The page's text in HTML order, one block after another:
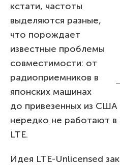
кстати, частоты
выделяются разные,
что порождает
известные проблемы
совместимости: от
радиоприемников в
японских машинах
до привезенных из
нередко не работают в
LTE.
Идея LTE-Unlicensed